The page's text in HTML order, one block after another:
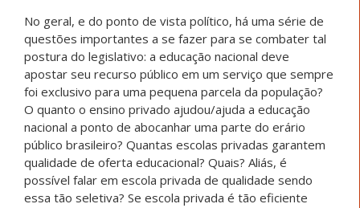
No geral, e do ponto de vista político, há uma série de
questões importantes a se fazer para se combater tal
postura do legislativo: a educação nacional deve
apostar seu recurso público em um serviço que sempre
foi exclusivo para uma pequena parcela da população?
O quanto o ensino privado ajudou/ajuda a educação
nacional a ponto de abocanhar uma parte do erário
público brasileiro? Quantas escolas privadas garantem
qualidade de oferta educacional? Quais? Aliás, é
possível falar em escola privada de qualidade sendo
essa tão seletiva? Se escola privada é tão eficiente